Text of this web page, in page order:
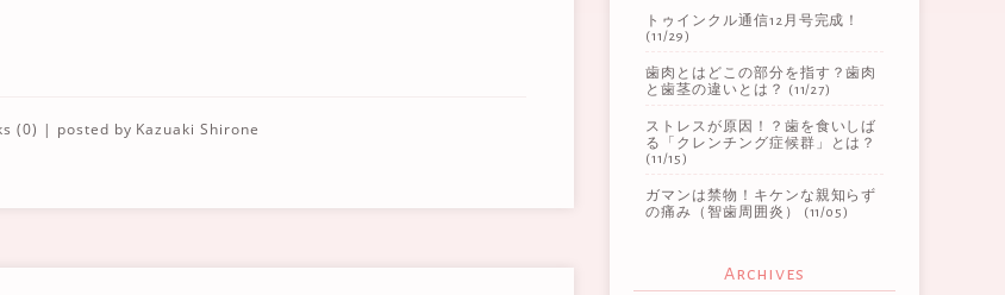
(0) | posted by Kazuaki Shirone
トゥインクル通信12月号完成！
(11/29)
歯肉とはどこの部分を指す？歯肉
と歯茎の違いとは？
(11/27)
ストレスが原因！？歯を食いしば
る「クレンチング症候群」とは？
(11/15)
ガマンは禁物！キケンな親知らず
の痛み（智歯周囲炎）
(11/05)
Archives